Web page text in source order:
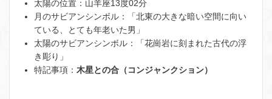
太陽の位置：山羊座13度02分
月のサビアンシンボル：「北東の大きな暗い空間に向い
ている、とても年老いた男」
太陽のサビアンシンボル：「花崗岩に刻まれた古代の浮
き彫り」
特記事項： 木星との合（コンジャンクション）